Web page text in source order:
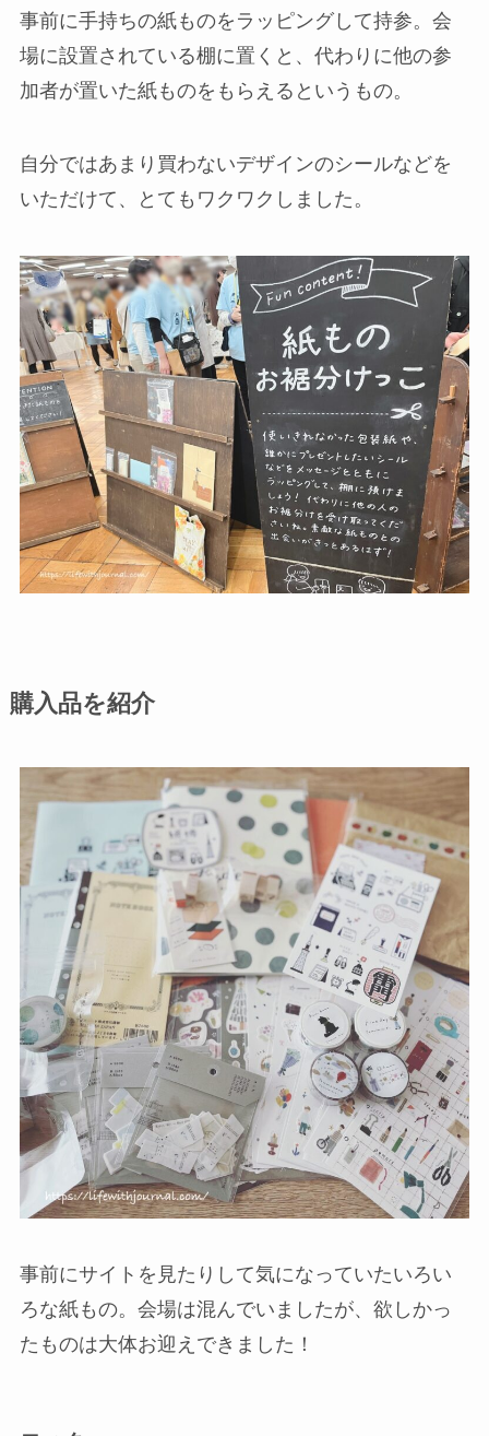
事前に手持ちの紙ものをラッピングして持参。会
場に設置されている棚に置くと、代わりに他の参
加者が置いた紙ものをもらえるというもの。
自分ではあまり買わないデザインのシールなどを
いただけて、とてもワクワクしました。
購入品を紹介
事前にサイトを見たりして気になっていたいろい
ろな紙もの。会場は混んでいましたが、欲しかっ
たものは大体お迎えできました！